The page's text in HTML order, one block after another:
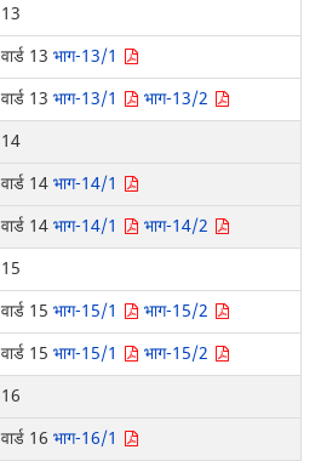
13
वार्ड 13 भाग-13/1
वार्ड 13 भाग-13/1
भाग-13/2
14
वार्ड 14भाग-14/1
वार्ड 14भाग-14/1
भाग-14/2
15
वार्ड 15 भाग-15/1
भाग-15/2
वार्ड 15 भाग-15/1
भाग-15/2
16
वार्ड 16 भाग-16/1